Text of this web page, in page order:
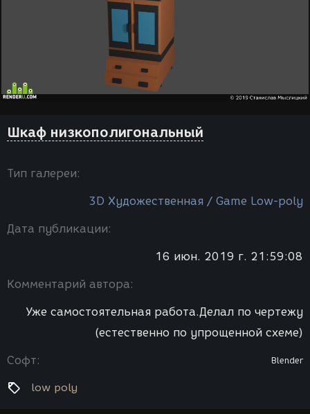
Шкаф низкополигональный
Тип галереи:
3D Художественная / Game Low-poly
Дата публикации:
16 июн. 2019 г. 21:59:08
Комментарий автора:
Уже самостоятельная работа.Делал по чертежу
(естественно по упрощенной схеме)
Софт: Blender
low poly